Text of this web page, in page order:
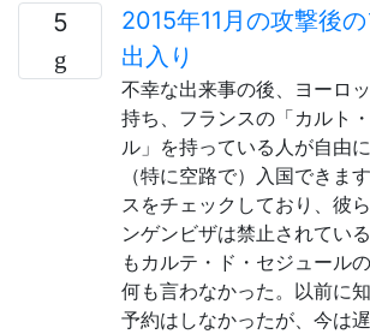
5
2015年11月の攻撃後
出入り
不幸な出来事の後、ヨーロ
持ち、フランスの「カルト
ル」を持っている人が自由
（特に空路で）入国できま
スをチェックしており、彼
ンゲンビザは禁止されてい
もカルテ・ド・セジュール
何も言わなかった。以前に
予約はしなかったが、今は